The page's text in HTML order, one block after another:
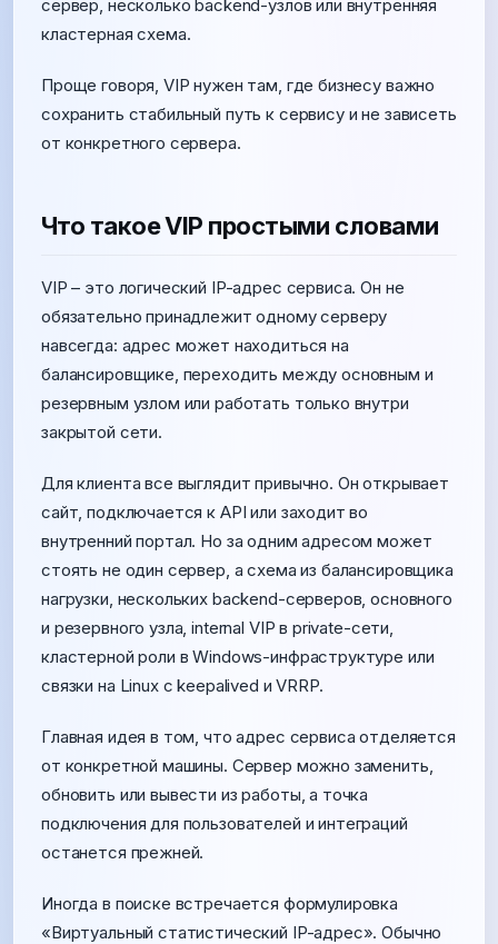
сервер, несколько backend-узлов или внутренняя
кластерная схема.
Проще говоря, VIP нужен там, где бизнесу важно
сохранить стабильный путь к сервису и не зависеть
от конкретного сервера.
Что такое VIP простыми словами
VIP – это логический IP-адрес сервиса. Он не
обязательно принадлежит одному серверу
навсегда: адрес может находиться на
балансировщике, переходить между основным и
резервным узлом или работать только внутри
закрытой сети.
Для клиента все выглядит привычно. Он открывает
сайт, подключается к API или заходит во
внутренний портал. Но за одним адресом может
стоять не один сервер, а схема из балансировщика
нагрузки, нескольких backend-серверов, основного
и резервного узла, internal VIP в private-сети,
кластерной роли в Windows-инфраструктуре или
связки на Linux с keepalived и VRRP.
Главная идея в том, что адрес сервиса отделяется
от конкретной машины. Сервер можно заменить,
обновить или вывести из работы, а точка
подключения для пользователей и интеграций
останется прежней.
Иногда в поиске встречается формулировка
«Виртуальный статистический IP-адрес». Обычно